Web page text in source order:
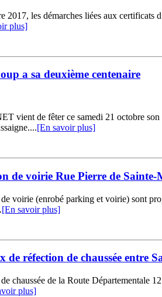
2017, les démarches liées aux certificats
plus]
a sa deuxième centenaire
vient de fêter ce samedi 21 octobre
[En savoir plus]
de voirie Rue Pierre de Sainte-
voirie (enrobé parking et voirie) sont
[En savoir plus]
de réfection de chaussée entre
chaussée de la Route Départementale
plus]